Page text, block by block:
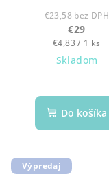
€23,58 bez DPH
€29
Jednotková
cena:
€4,83 / 1 ks
Skladom
Do košíka
Výpredaj